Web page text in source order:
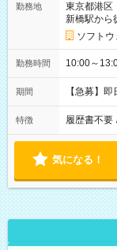
勤務地
東京都港区
新橋駅から
ソフトウ
勤務時間 10:00～
期間 【急募】
特徴 履歴書不要
気になる！